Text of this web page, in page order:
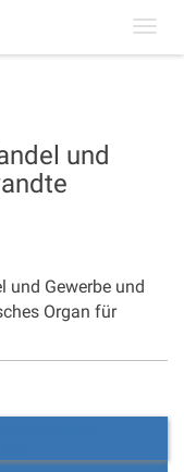
und
und Gewerbe und
Organ für